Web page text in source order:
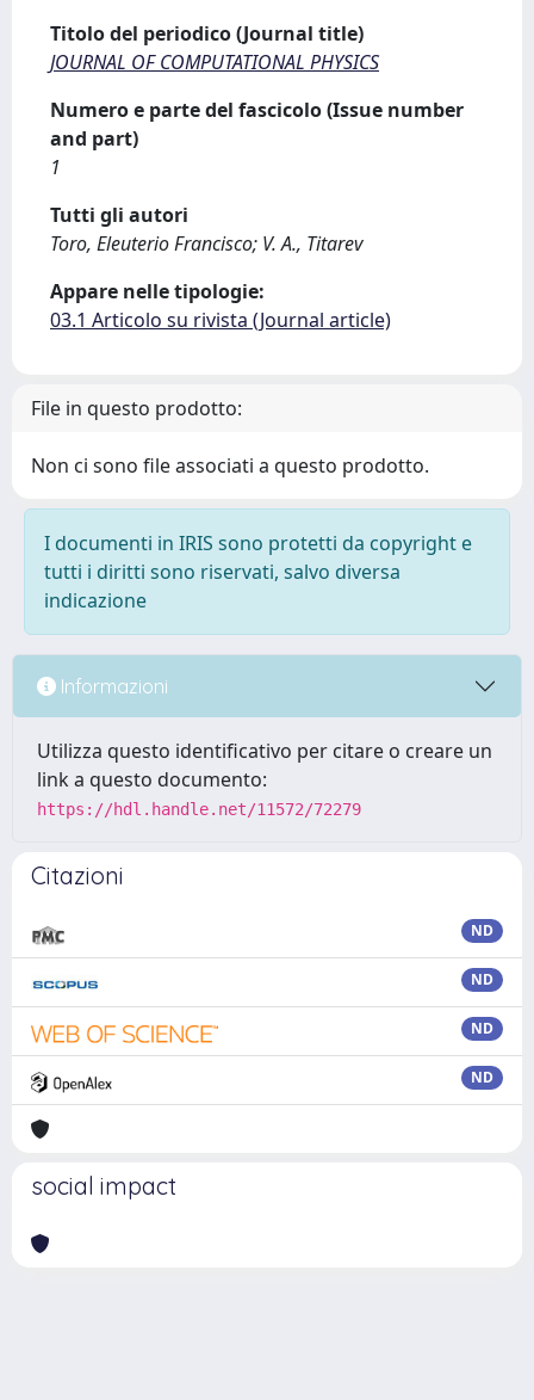
Titolo del periodico (Journal title)
JOURNAL OF COMPUTATIONAL PHYSICS
Numero e parte del fascicolo (Issue number
and part)
1
Tutti gli autori
Toro, Eleuterio Francisco; V. A., Titarev
Appare nelle tipologie:
03.1 Articolo su rivista (Journal article)
File in questo prodotto:
Non ci sono file associati a questo prodotto.
I documenti in IRIS sono protetti da copyright e
tutti i diritti sono riservati, salvo diversa
indicazione
Informazioni
Utilizza questo identificativo per citare o creare un
link a questo documento:
https://hdl.handle.net/11572/72279
Citazioni
ND
ND
ND
ND
social impact